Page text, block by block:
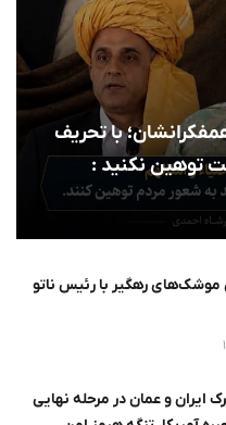
با تحریف
توهین نکنید :
موشک‌های رهگیر با رئیس ناتو
ایران و عمان در مرحله نهایی